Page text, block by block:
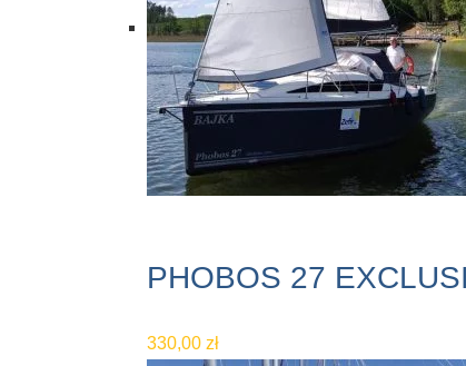
PHOBOS 27
330,00 zł